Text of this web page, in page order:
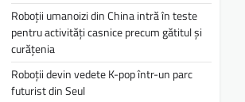
Roboții umanoizi din China intră în teste
pentru activități casnice precum gătitul și
curățenia
Roboții devin vedete K-pop într-un parc
futurist din Seul